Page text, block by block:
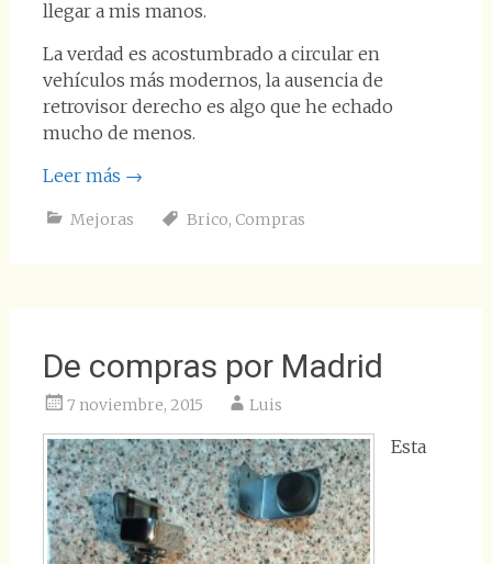
llegar a mis manos.
La verdad es acostumbrado a circular en
vehículos más modernos, la ausencia de
retrovisor derecho es algo que he echado
mucho de menos.
Leer más →
Mejoras Brico, Compras
De compras por Madrid
7 noviembre, 2015 Luis
Esta